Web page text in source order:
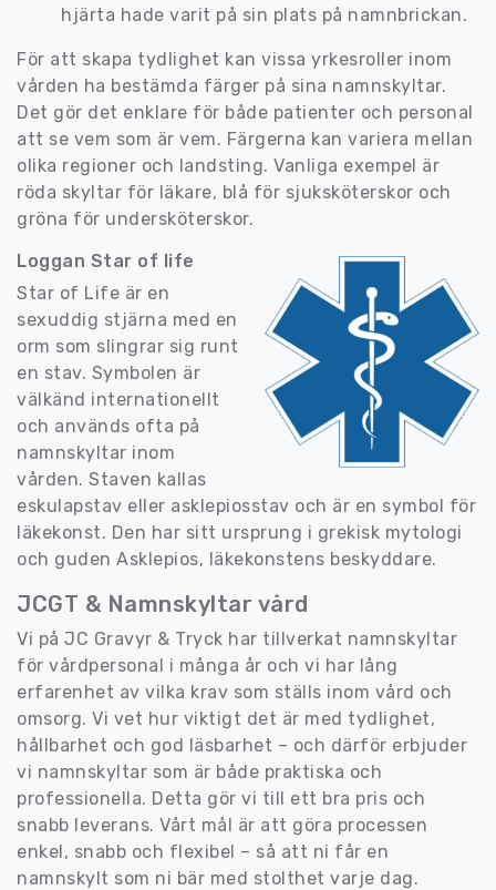
hjärta hade varit på sin plats på namnbrickan.
För att skapa tydlighet kan vissa yrkesroller inom
vården ha bestämda färger på sina namnskyltar.
Det gör det enklare för både patienter och personal
att se vem som är vem. Färgerna kan variera mellan
olika regioner och landsting. Vanliga exempel är
röda skyltar för läkare, blå för sjuksköterskor och
gröna för undersköterskor.
Loggan Star of life
Star of Life är en
sexuddig stjärna med en
orm som slingrar sig runt
en stav. Symbolen är
välkänd internationellt
och används ofta på
namnskyltar inom
vården. Staven kallas
eskulapstav eller asklepiosstav och är en symbol för
läkekonst. Den har sitt ursprung i grekisk mytologi
och guden Asklepios, läkekonstens beskyddare.
JCGT & Namnskyltar vård
Vi på JC Gravyr & Tryck har tillverkat namnskyltar
för vårdpersonal i många år och vi har lång
erfarenhet av vilka krav som ställs inom vård och
omsorg. Vi vet hur viktigt det är med tydlighet,
hållbarhet och god läsbarhet – och därför erbjuder
vi namnskyltar som är både praktiska och
professionella. Detta gör vi till ett bra pris och
snabb leverans. Vårt mål är att göra processen
enkel, snabb och flexibel – så att ni får en
namnskylt som ni bär med stolthet varje dag.